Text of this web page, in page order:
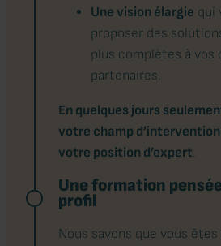
Une vision élargie qui
proposer des
plus complètes à vos
partenaires.
En quelques jours
votre champ
votre position d’expert.
Une formation
profil
Nous savons que vous